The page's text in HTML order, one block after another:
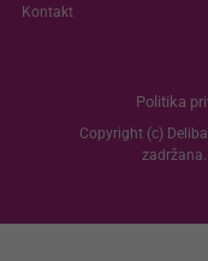
Kontakt
Politika
Copyright (c)